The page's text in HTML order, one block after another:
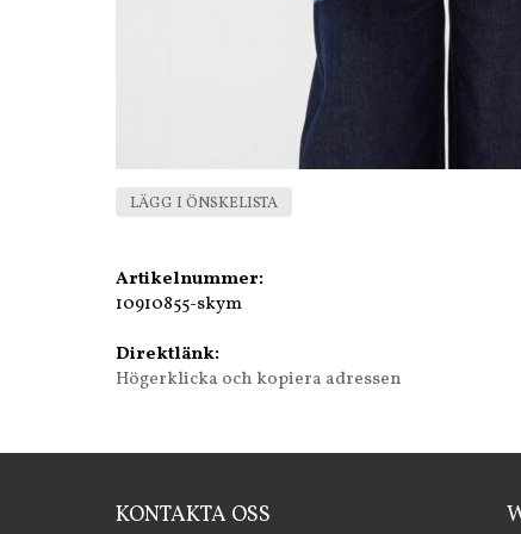
LÄGG I ÖNSKELISTA
Artikelnummer:
10910855-skym
Direktlänk:
Högerklicka och kopiera adressen
KONTAKTA OSS